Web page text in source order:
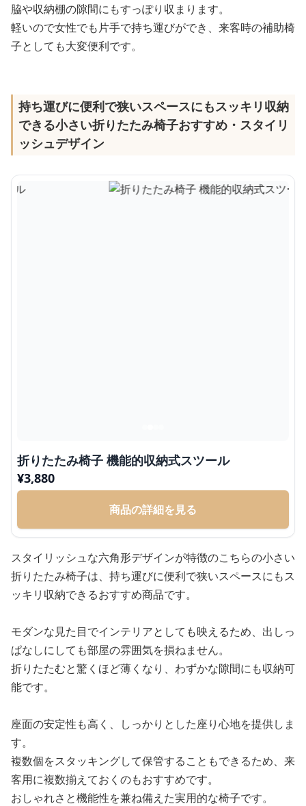
脇や収納棚の隙間にもすっぽり収まります。
軽いので女性でも片手で持ち運びができ、来客時の補助椅
子としても大変便利です。
持ち運びに便利で狭いスペースにもスッキリ収納
できる小さい折りたたみ椅子おすすめ・スタイリ
ッシュデザイン
折りたたみ椅子 機能的収納式スツール
¥3,880
商品の詳細を見る
スタイリッシュな六角形デザインが特徴のこちらの小さい
折りたたみ椅子は、持ち運びに便利で狭いスペースにもス
ッキリ収納できるおすすめ商品です。
モダンな見た目でインテリアとしても映えるため、出しっ
ぱなしにしても部屋の雰囲気を損ねません。
折りたたむと驚くほど薄くなり、わずかな隙間にも収納可
能です。
座面の安定性も高く、しっかりとした座り心地を提供しま
す。
複数個をスタッキングして保管することもできるため、来
客用に複数揃えておくのもおすすめです。
おしゃれさと機能性を兼ね備えた実用的な椅子です。